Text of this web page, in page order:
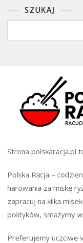
SZUKAJ
Strona polskaracja.pl
Polska Racja –
harowania za miskę
zapracuj na kilka
polityków, smażymy
Preferujemy uczciwe